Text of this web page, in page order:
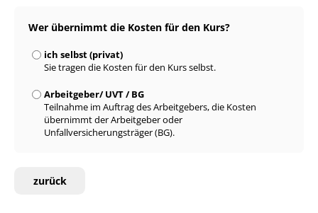
Wer übernimmt die Kosten für den Kurs?
ich selbst (privat)
Sie tragen die Kosten für den Kurs selbst.
Arbeitgeber/ UVT / BG
Teilnahme im Auftrag des Arbeitgebers, die Kosten
übernimmt der Arbeitgeber oder
Unfallversicherungsträger (BG).
zurück